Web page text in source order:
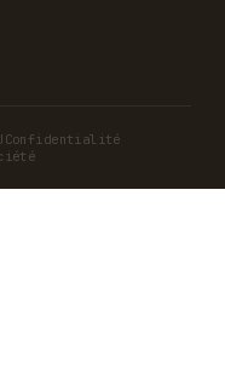
Confidentialité